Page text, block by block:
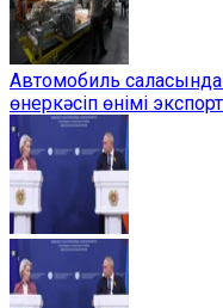
Автомобиль
өнеркәсіп өнімі